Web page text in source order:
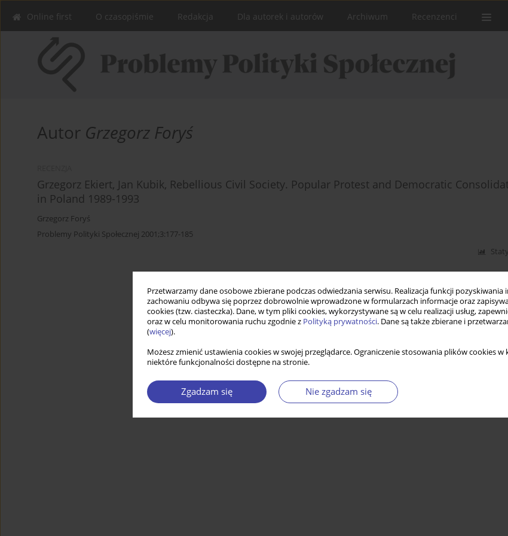
Przetwarzamy dane osobowe zbierane podczas odwiedzania serwisu. Realizacja funkcji
zachowaniu odbywa się poprzez dobrowolnie wprowadzone w formularzach informacje oraz
cookies (tzw. ciasteczka). Dane, w tym pliki cookies, wykorzystywane są w celu realizacji usług,
oraz w celu monitorowania ruchu zgodnie z Polityką prywatności. Dane są także zbierane i
(więcej).
Możesz zmienić ustawienia cookies w swojej przeglądarce. Ograniczenie stosowania plików cookies
niektóre funkcjonalności dostępne na stronie.
Zgadzam się Nie zgadzam się
Online first O czasopiśmie Redakcja Dla autorek i autorów Archiwum Recenzenci
Autor Grzegorz Foryś
Grzegorz Ekiert, Jan Kubik, Rebellious Civil Society. Popular Protest and Democratic
in Poland 1989-1993
Grzegorz Foryś
Problemy Polityki Społecznej 2001;3:177-185